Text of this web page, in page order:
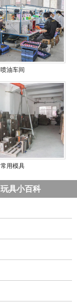
喷油车间
常用模具
玩具小百科